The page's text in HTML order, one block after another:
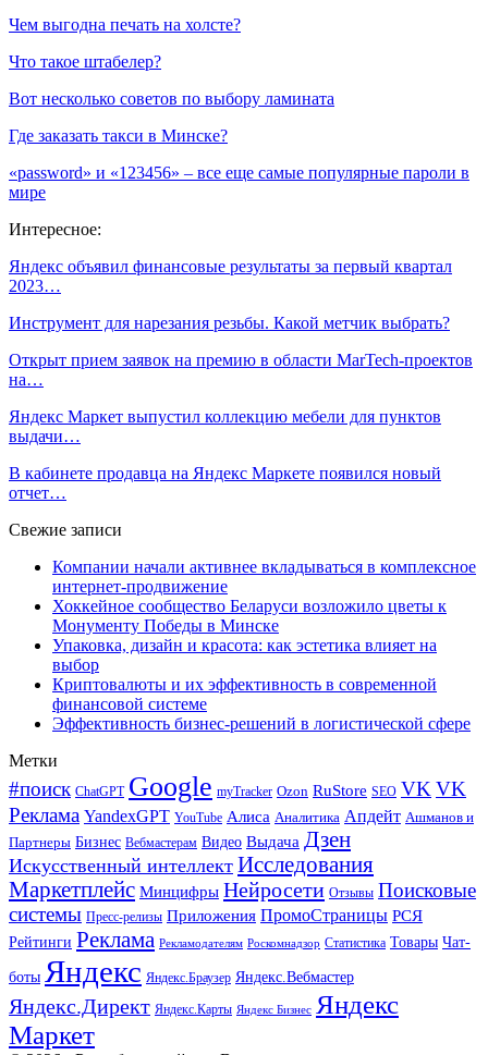
Чем выгодна печать на холсте?
Что такое штабелер?
Вот несколько советов по выбору ламината
Где заказать такси в Минске?
«password» и «123456» – все еще самые популярные пароли в
мире
Интересное:
Яндекс объявил финансовые результаты за первый квартал
2023…
Инструмент для нарезания резьбы. Какой метчик выбрать?
Открыт прием заявок на премию в области MarTech-проектов
на…
Яндекс Маркет выпустил коллекцию мебели для пунктов
выдачи…
В кабинете продавца на Яндекс Маркете появился новый
отчет…
Свежие записи
Компании начали активнее вкладываться в комплексное
интернет-продвижение
Хоккейное сообщество Беларуси возложило цветы к
Монументу Победы в Минске
Упаковка, дизайн и красота: как эстетика влияет на
выбор
Криптовалюты и их эффективность в современной
финансовой системе
Эффективность бизнес-решений в логистической сфере
Метки
#поиск ChatGPT Google myTracker Ozon RuStore SEO VK VK
Реклама YandexGPT YouTube Алиса Аналитика Апдейт Ашманов и
Партнеры Бизнес Вебмастерам Видео Выдача Дзен
Искусственный интеллект Исследования
Маркетплейс Минцифры Нейросети Отзывы Поисковые
системы Пресс-релизы Приложения ПромоСтраницы РСЯ
Рейтинги Реклама Рекламодателям Роскомнадзор Статистика Товары Чат-
боты Яндекс Яндекс.Браузер Яндекс.Вебмастер
Яндекс.Директ Яндекс.Карты Яндекс Бизнес Яндекс
Маркет